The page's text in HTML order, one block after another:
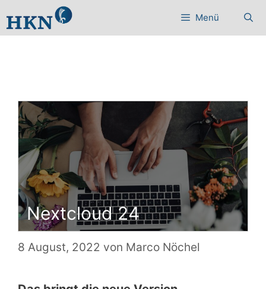
Inhalt
Menü
Nextcloud 24
8 August, 2022 von Marco Nöchel